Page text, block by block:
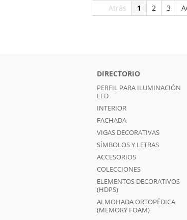
Atrás 1 2 3
DIRECTORIO
PERFIL PARA ILUMINACIÓN
LED
INTERIOR
FACHADA
VIGAS DECORATIVAS
SÍMBOLOS Y LETRAS
ACCESORIOS
COLECCIONES
ELEMENTOS DECORATIVOS
(HDPS)
ALMOHADA ORTOPÉDICA
(MEMORY FOAM)